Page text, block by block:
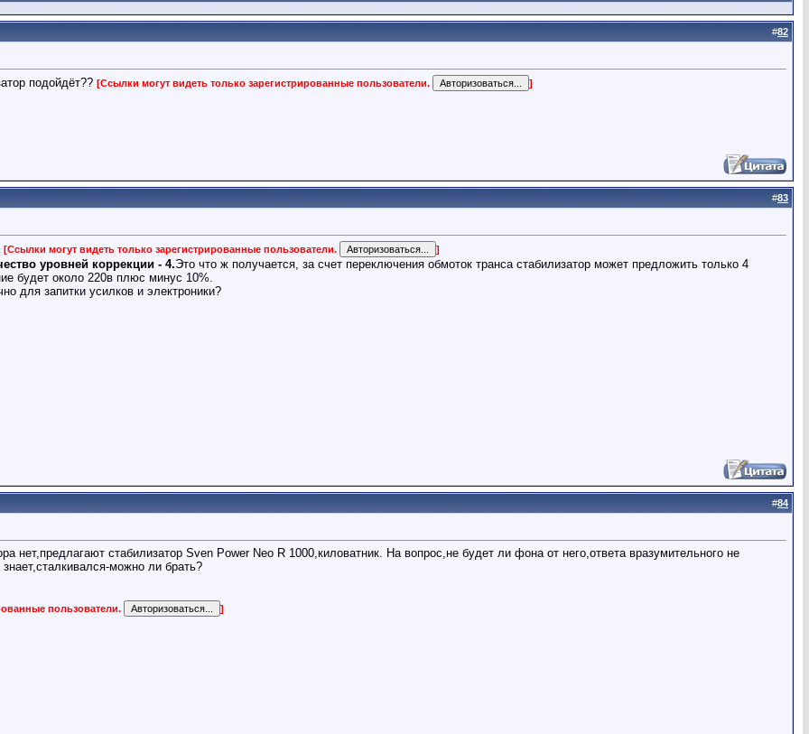
#82
подойдёт?? [Ссылки могут видеть только зарегистрированные пользователи. ]
#83
[Ссылки могут видеть только зарегистрированные пользователи. ]
уровней коррекции - 4.Это что ж получается, за счет переключения обмоток транса стабилизатор может предложить только 4
будет около 220в плюс минус 10%.
для запитки усилков и электроники?
#84
нет,предлагают стабилизатор Sven Power Neo R 1000,киловатник. На вопрос,не будет ли фона от него,ответа вразумительного не
можно ли брать?
пользователи. ]